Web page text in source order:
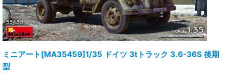
ミニアート[MA35459]1/35 ドイツ 3tトラック 3.6-36S 後期
型